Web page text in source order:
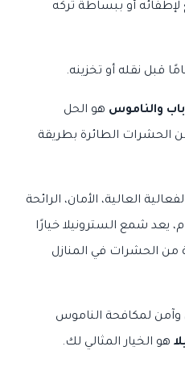
أو ببساطة تركه
قبل نقله أو تخزينه.
والناموس هو الحل
الحشرات الطائرة بطريقة
العالية، الأمان، الرائحة
يعد شمع السترونيلا خيارًا
من الحشرات في المنازل
لمكافحة الناموس
هو الخيار المثالي لك.